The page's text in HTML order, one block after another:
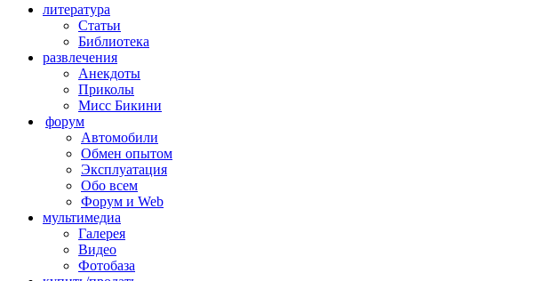
литература
Статьи
Библиотека
развлечения
Анекдоты
Приколы
Мисс Бикини
форум
Автомобили
Обмен опытом
Эксплуатация
Обо всем
Форум и Web
мультимедиа
Галерея
Видео
Фотобаза